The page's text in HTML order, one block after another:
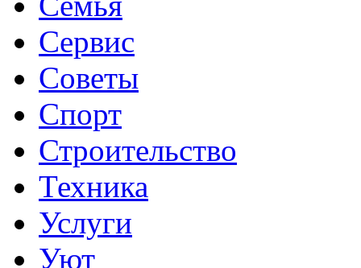
Сервис
Советы
Спорт
Строительство
Техника
Услуги
Уют